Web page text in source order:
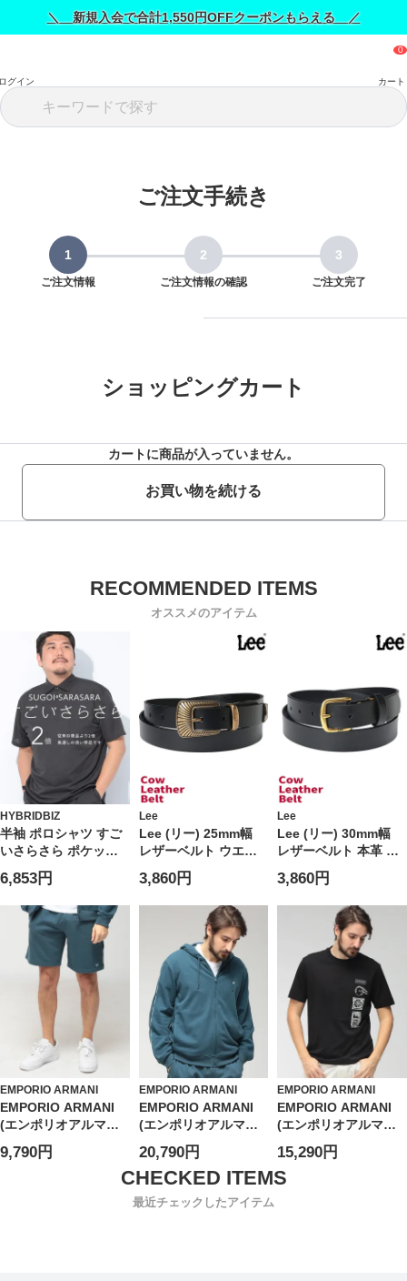
＼ 新規入会で合計1,550円OFFクーポンもらえる ／
グイン カート
ご注文手続き
ご注文情報 ご注文情報の確認 ご注文完了
ショッピングカート
カートに商品が入っていません。
お買い物を続ける
オススメのアイテム
HYBRIDBIZ
半袖 ポロシャツ すご
いさらさら ポケット
トップス 無地 涼しい
春 夏 大きいサイズ メ
ンズ ビジネス
6,853円
Lee
Lee (リー) 25mm幅
レザーベルト ウエス
タン ゴールド ピンバ
ックル 本革 ユニセッ
クス 0120599G
3,860円
Lee
Lee (リー) 30mm幅
レザーベルト 本革 ゴ
ールドバックル ミニ
ロゴ ユニセックス
120597
3,860円
EMPORIO ARMANI
EMPORIO ARMANI
(エンポリオアルマー
ニ) メンズ ショートパ
ンツ ロゴテープ ウエ
9,790円
EMPORIO ARMANI
EMPORIO ARMANI
(エンポリオアルマー
ニ) メンズ パーカー
長袖 ロゴテープ フル
ジップ
EAUEM653AF18887
20,790円
EMPORIO ARMANI
EMPORIO ARMANI
(エンポリオアルマー
ニ) メンズ Tシャツ 半
袖 プリント＆刺繍 ク
ルーネック カットソ
15,290円
最近チェックしたアイテム